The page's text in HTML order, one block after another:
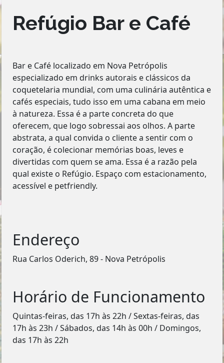
Refúgio Bar e Café
Bar e Café localizado em Nova Petrópolis
especializado em drinks autorais e clássicos da
coquetelaria mundial, com uma culinária autêntica e
cafés especiais, tudo isso em uma cabana em meio
à natureza. Essa é a parte concreta do que
oferecem, que logo sobressai aos olhos. A parte
abstrata, a qual convida o cliente a sentir com o
coração, é colecionar memórias boas, leves e
divertidas com quem se ama. Essa é a razão pela
qual existe o Refúgio. Espaço com estacionamento,
acessível e petfriendly.
Endereço
Rua Carlos Oderich, 89 - Nova Petrópolis
Horário de Funcionamento
Quintas-feiras, das 17h às 22h / Sextas-feiras, das
17h às 23h / Sábados, das 14h às 00h / Domingos,
das 17h às 22h